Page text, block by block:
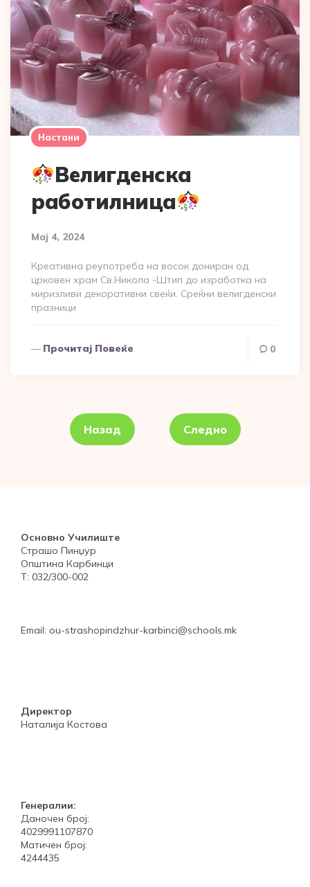
Настани
Велигденска
работилница
Мај 4, 2024
Креативна реупотреба на восок дониран од
црковен храм Св.Никола -Штип до изработка на
миризливи декоративни свеќи. Среќни велигденски
празници
Прочитај Повеќе 0
pagination
Назад Следно
Основно Училиште
Страшо Пинџур
Општина Карбинци
Т: 032/300-002
Email: ou-strashopindzhur-karbinci@schools.mk
Директор
Наталија Костова
Генералии:
Даночен број:
4029991107870
Матичен број:
4244435